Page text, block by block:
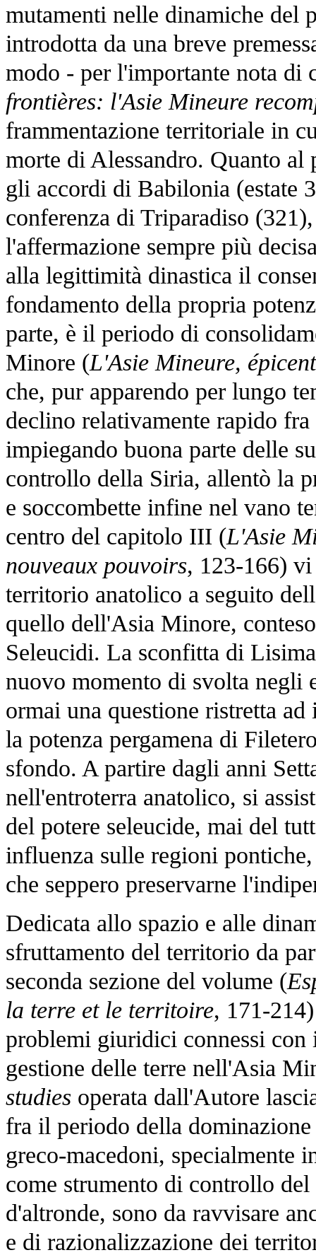
mutamenti nelle dinamiche del
introdotta da una breve
modo - per l'importante nota
frontières: l'Asie Mineure
frammentazione territoriale in
morte di Alessandro. Quanto
gli accordi di Babilonia (estate
conferenza di Triparadiso
l'affermazione sempre più
alla legittimità dinastica il
fondamento della propria
parte, è il periodo di
Minore (L'Asie Mineure,
che, pur apparendo per lungo
declino relativamente rapido
impiegando buona parte delle
controllo della Siria, allentò la
e soccombette infine nel vano
centro del capitolo III (L'Asie
nouveaux pouvoirs, 123-166)
territorio anatolico a seguito
quello dell'Asia Minore,
Seleucidi. La sconfitta di
nuovo momento di svolta
ormai una questione ristretta
la potenza pergamena di
sfondo. A partire dagli anni
nell'entroterra anatolico, si
del potere seleucide, mai del
influenza sulle regioni
che seppero preservarne
Dedicata allo spazio e alle
sfruttamento del territorio da
seconda sezione del volume (
la terre et le territoire, 171-
problemi giuridici connessi con
gestione delle terre nell'Asia
studies operata dall'Autore
fra il periodo della
greco-macedoni, specialmente
come strumento di controllo
d'altronde, sono da ravvisare
e di razionalizzazione dei